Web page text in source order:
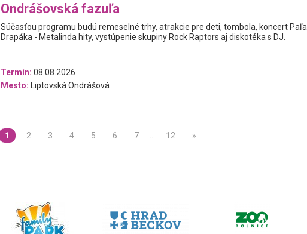
Ondrášovská fazuľa
Súčasťou programu budú remeselné trhy, atrakcie pre deti, tombola, koncert Paľa
Drapáka - Metalinda hity, vystúpenie skupiny Rock Raptors aj diskotéka s DJ.
Termín: 08.08.2026
Mesto: Liptovská Ondrášová
1 2 3 4 5 6 7 12 »